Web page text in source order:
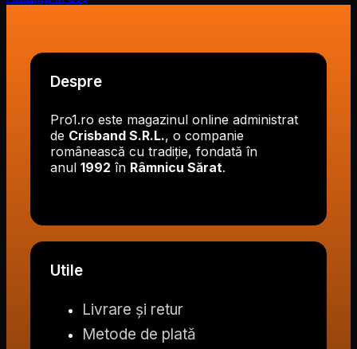
Despre
Pro1.ro este magazinul online administrat
de Crisband S.R.L., o companie
românească cu tradiție, fondată în
anul 1992 în Râmnicu Sărat.
Utile
Livrare și retur
Metode de plată